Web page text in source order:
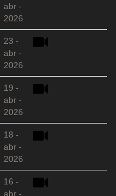
abr -
2026
23 -
abr -
2026
19 -
abr -
2026
18 -
abr -
2026
16 -
abr -